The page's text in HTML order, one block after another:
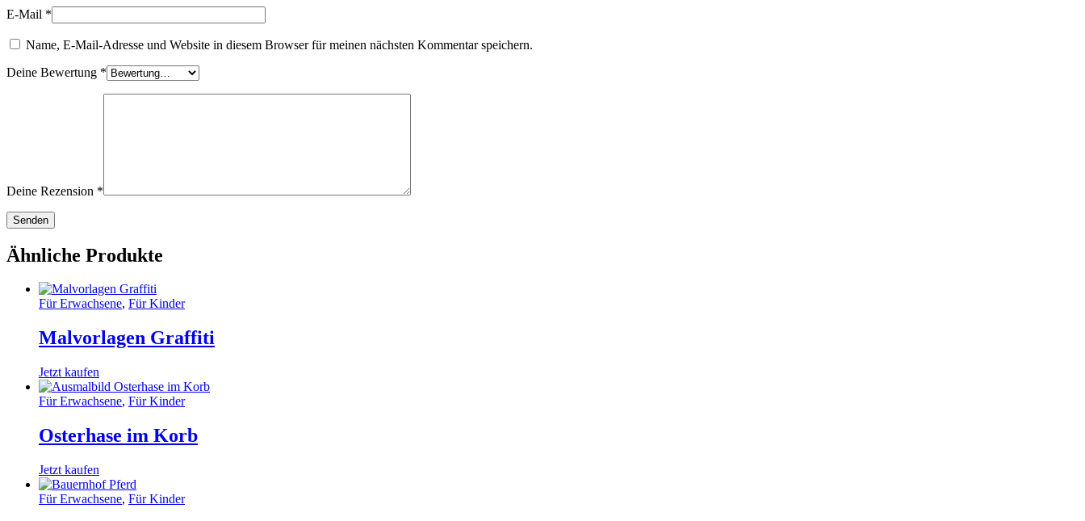
E-Mail *
Name, E-Mail-Adresse und Website in diesem Browser für meinen nächsten Kommentar speichern.
Deine Bewertung *
Deine Rezension *
Ähnliche Produkte
Für Erwachsene, Für Kinder
Malvorlagen Graffiti
Jetzt kaufen
Für Erwachsene, Für Kinder
Osterhase im Korb
Jetzt kaufen
Für Erwachsene, Für Kinder